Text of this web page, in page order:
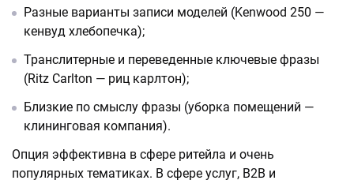
Разные варианты записи моделей (Kenwood 250 —
кенвуд хлебопечка);
Транслитерные и переведенные ключевые фразы
(Ritz Carlton — риц карлтон);
Близкие по смыслу фразы (уборка помещений —
клининговая компания).
Опция эффективна в сфере ритейла и очень
популярных тематиках. В сфере услуг, B2B и